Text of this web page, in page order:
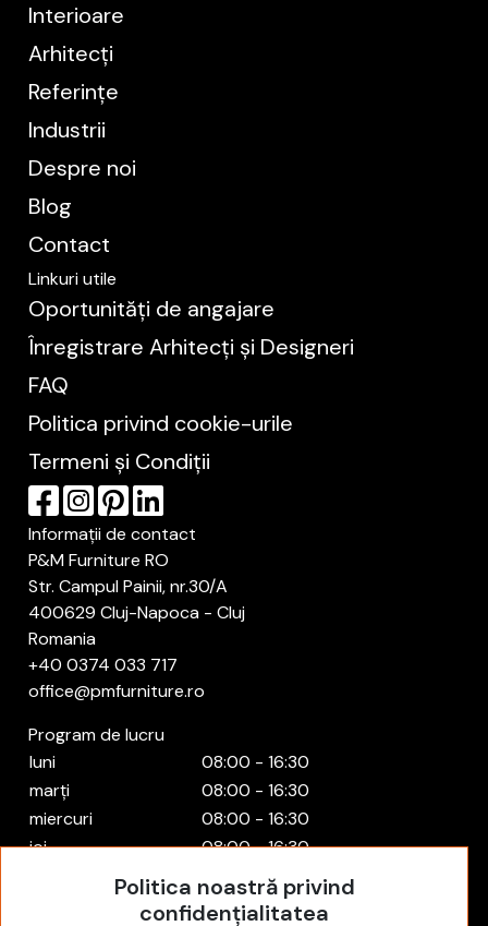
Interioare
Arhitecți
Referințe
Industrii
Despre noi
Blog
Contact
Linkuri utile
Oportunități de angajare
Înregistrare Arhitecți și Designeri
FAQ
Politica privind cookie-urile
Termeni și Condiții
Informații de contact
P&M Furniture RO
Str. Campul Painii, nr.30/A
400629 Cluj-Napoca - Cluj
Romania
+40 0374 033 717
office@pmfurniture.ro
Program de lucru
luni
08:00 - 16:30
marți
08:00 - 16:30
miercuri
08:00 - 16:30
joi
08:00 - 16:30
08:00 - 16:30
Închis
Politica noastră privind
confidențialitatea